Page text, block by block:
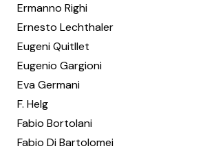
Ermanno Righi
Ernesto Lechthaler
Eugeni Quitllet
Eugenio Gargioni
Eva Germani
F. Helg
Fabio Bortolani
Fabio Di Bartolomei